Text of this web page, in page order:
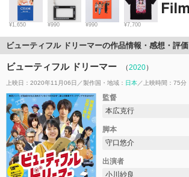
¥1,650 ¥990 ¥990 ¥7,700
ビューティフル ドリーマーの作品情報・感想・評価
ビューティフル ドリーマー （2020）
上映日：2020年11月06日 製作国・地域： 日本 上映時間：75分
監督
本広克行
脚本
守口悠介
出演者
小川紗良